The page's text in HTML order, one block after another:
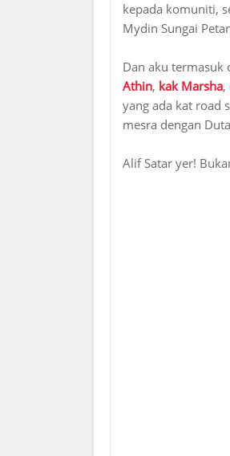
kepada komuniti,
Mydin Sungai
Dan aku termasuk
Athin, kak Marsha,
yang ada kat road
mesra dengan
Alif Satar yer!